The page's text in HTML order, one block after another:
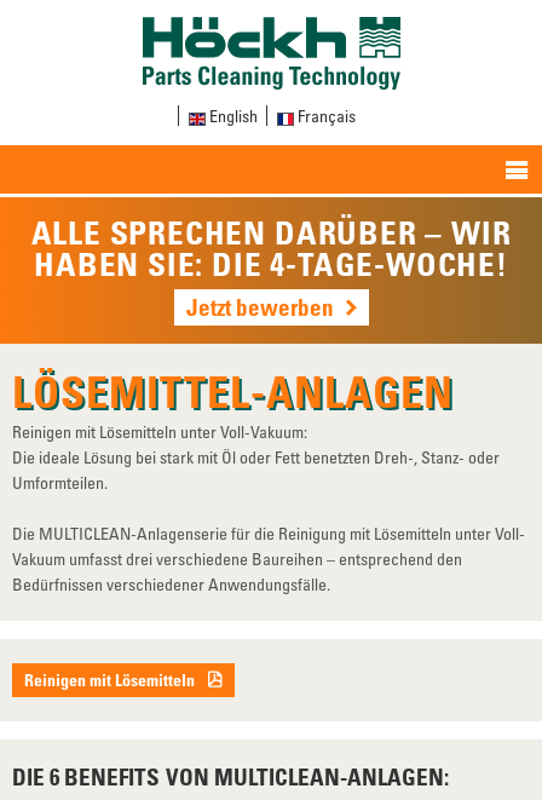
English Français
ALLE SPRECHEN DARÜBER – WIR
HABEN SIE: DIE 4-TAGE-WOCHE!
Jetzt bewerben
LÖSEMITTEL-ANLAGEN
Reinigen mit Lösemitteln unter Voll-Vakuum:
Die ideale Lösung bei stark mit Öl oder Fett benetzten Dreh-, Stanz- oder
Umformteilen.
Die MULTICLEAN-Anlagenserie für die Reinigung mit Lösemitteln unter Voll-
Vakuum umfasst drei verschiedene Baureihen – entsprechend den
Bedürfnissen verschiedener Anwendungsfälle.
Reinigen mit Lösemitteln
DIE 6 BENEFITS VON MULTICLEAN-ANLAGEN: